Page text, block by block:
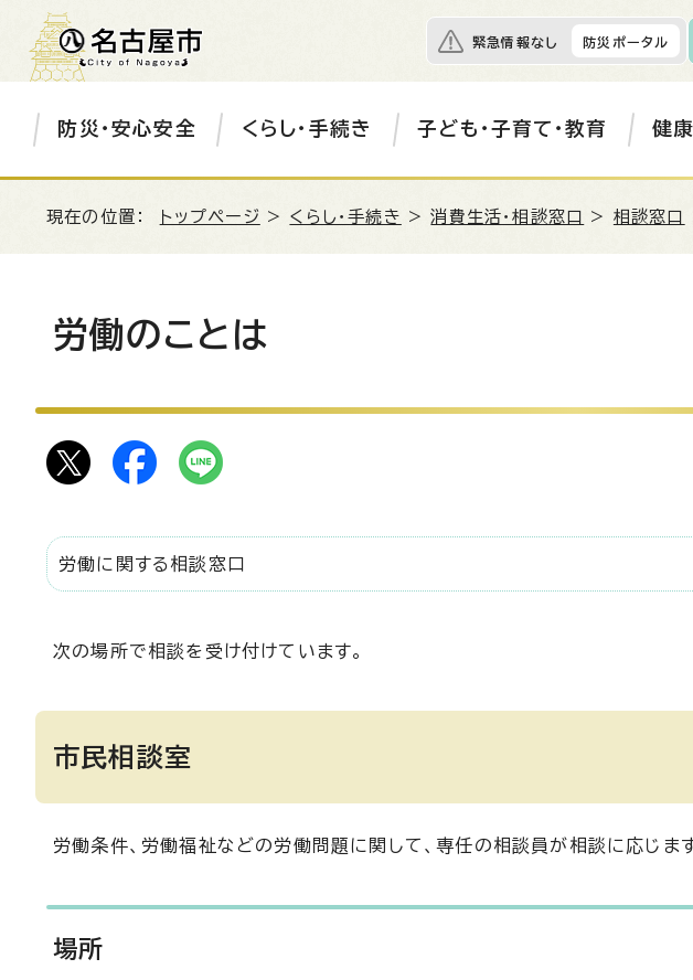
緊急情報なし 防災ポータル
防災・安心安全 くらし・手続き 子ども・子育て・教育 健康
現在の位置： トップページ > くらし・手続き >消費生活・相談窓口 > 相談窓口
労働のことは
労働に関する相談窓口
次の場所で相談を受け付けています。
市民相談室
労働条件、労働福祉などの労働問題に関して、専任の相談員が相談に応じます
場所